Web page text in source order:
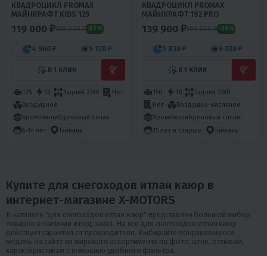
КВАДРОЦИКЛ PROMAX
МАЙНКРАФТ KIDS 125
119 000 ₽189 000 ₽ -37%
4 960 ₽ 5 120 ₽
В 1 КЛИК
125 13 Задний 2WD
Нет
Воздушное
Хромомолибденовый сплав
6-14 лет
Тайвань
КВАДРОЦИКЛ PROMAX
МАЙНКРАФТ 192 PRO
139 900 ₽189 900 ₽ -26%
5 830 ₽ 6 020 ₽
В 1 КЛИК
150 18
Задний 2WD
Нет
Воздушно-масляное
Хромомолибденовый сплав
15 лет и старше
Тайвань
Купите для снегоходов итлан каюр в
интернет-магазине X-MOTORS
В каталоге "для снегоходов итлан каюр" представлен большой выбор
товаров в наличии и под заказ. На все для снегоходов итлан каюр
действует гарантия от произодителя. Выбирайте понравившуюся
модель на сайте из широкого ассортимента по фото, цене, отзывам,
характеристикам с помощью удобного фильтра.